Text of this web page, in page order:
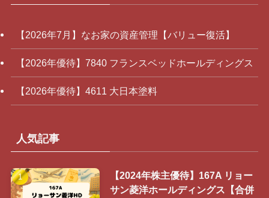
【2026年7月】なお家の資産管理【バリュー復活】
【2026年優待】7840 フランスベッドホールディングス
【2026年優待】4611 大日本塗料
人気記事
【2024年株主優待】167A リョー
サン菱洋ホールディングス【合併